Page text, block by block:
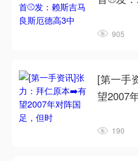
905
[第一手
望2007
190